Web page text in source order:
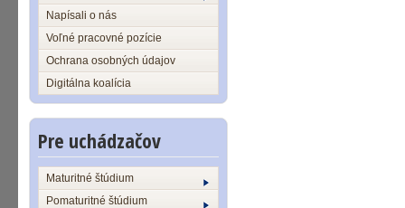
Napísali o nás
Voľné pracovné pozície
Ochrana osobných údajov
Digitálna koalícia
Pre uchádzačov
Maturitné štúdium
Pomaturitné štúdium